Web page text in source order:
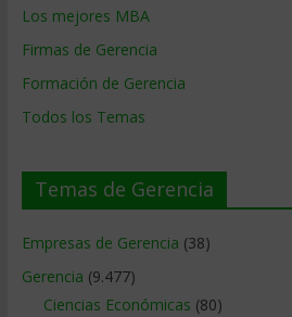
Los mejores MBA
Firmas de Gerencia
Formación de Gerencia
Todos los Temas
Temas de Gerencia
Empresas de Gerencia (38)
Gerencia (9.477)
Ciencias Económicas (80)